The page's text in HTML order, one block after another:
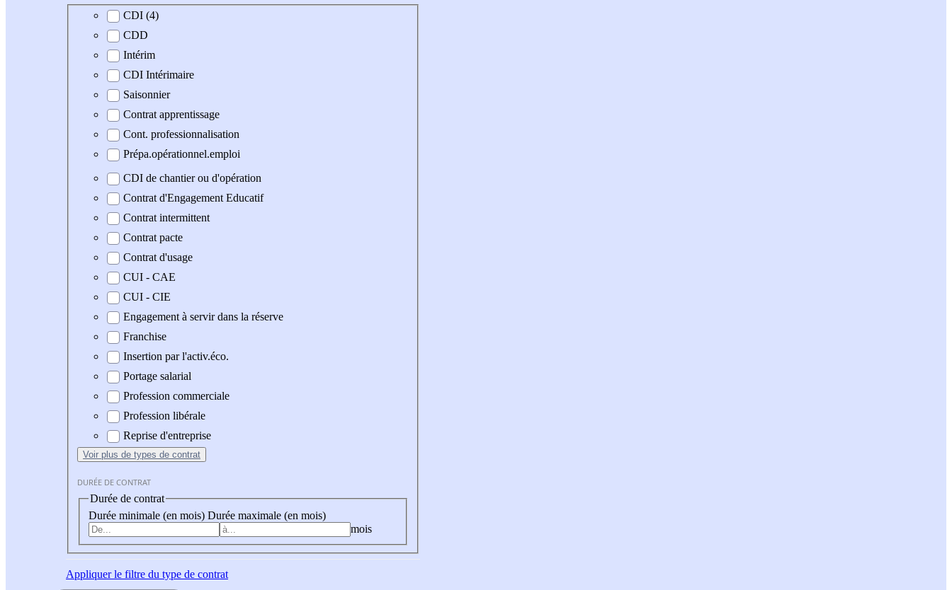
Type de contrat
CDI (4)
CDD
Intérim
CDI Intérimaire
Saisonnier
Contrat apprentissage
Cont. professionnalisation
Prépa.opérationnel.emploi
CDI de chantier ou d'opération
Contrat d'Engagement Educatif
Contrat intermittent
Contrat pacte
Contrat d'usage
CUI - CAE
CUI - CIE
Engagement à servir dans la réserve
Franchise
Insertion par l'activ.éco.
Portage salarial
Profession commerciale
Profession libérale
Reprise d'entreprise
Voir plus de types de contrat
DURÉE DE CONTRAT
Durée de contrat
Durée minimale (en mois) Durée maximale (en mois)
mois
Appliquerle filtre du type de contrat